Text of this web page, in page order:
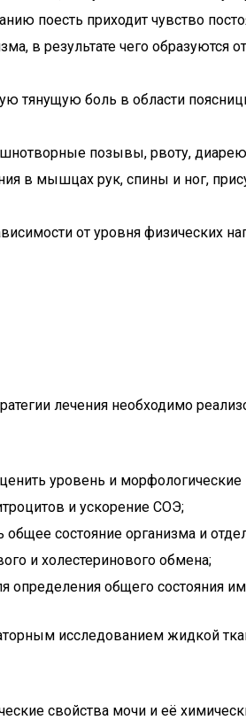
поесть приходит чувство
в результате чего
тянущую боль в области
позывы, рвоту,
в мышцах рук, спины и ног,
от уровня физических
лечения необходимо
уровень и
и ускорение СОЭ;
состояние организма и
и холестеринового обмена;
общего состояния
исследованием жидкой
свойства мочи и её